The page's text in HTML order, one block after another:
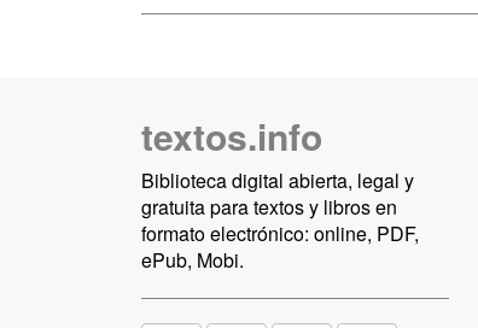
textos.info
Biblioteca digital abierta, legal y
gratuita para textos y libros en
formato electrónico: online, PDF,
ePub, Mobi.